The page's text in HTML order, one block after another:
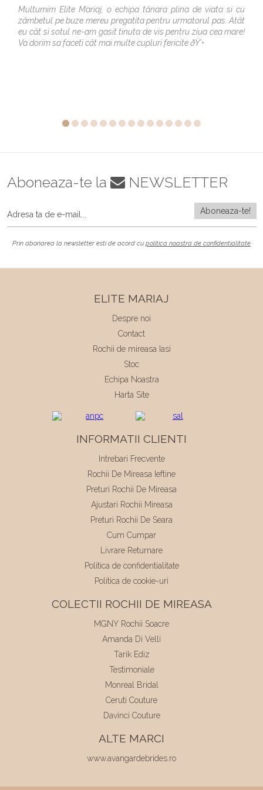
Multumim Elite Mariaj, o echipa tânara plina de viata si cu
zâmbetul pe buze mereu pregatita pentru urmatorul pas. Atât
eu cât si sotul ne-am gasit tinuta de vis pentru ziua cea mare!
Va dorim sa faceti cât mai multe cupluri fericite ðŸ’•
Aboneaza-te la NEWSLETTER
Prin abonarea la newsletter esti de acord cu politica noastra de confidentialitate
ELITE MARIAJ
Despre noi
Contact
Rochii de mireasa Iasi
Stoc
Echipa Noastra
Harta Site
INFORMATII CLIENTI
Intrebari Frecvente
Rochii De Mireasa Ieftine
Preturi Rochii De Mireasa
Ajustari Rochii Mireasa
Preturi Rochii De Seara
Cum Cumpar
Livrare Returnare
Politica de confidentialitate
Politica de cookie-uri
COLECTII ROCHII DE MIREASA
MGNY Rochii Soacre
Amanda Di Velli
Tarik Ediz
Testimoniale
Monreal Bridal
Ceruti Couture
Davinci Couture
ALTE MARCI
www.avangardebrides.ro